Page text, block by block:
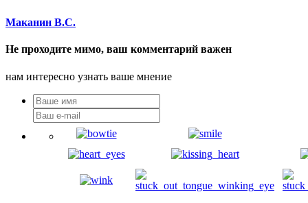
Маканин В.С.
Не проходите мимо, ваш комментарий важен
нам интересно узнать ваше мнение